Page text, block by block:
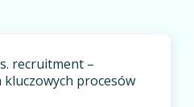
recruitment –
procesów